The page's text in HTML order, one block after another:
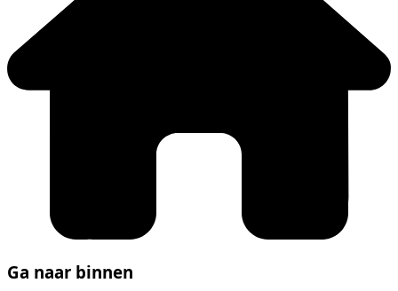
Ga naar binnen